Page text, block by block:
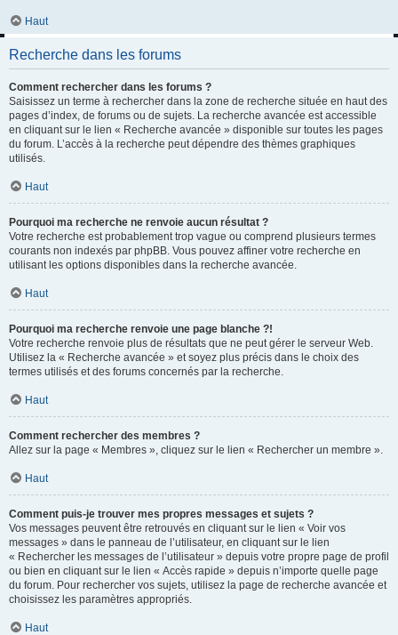
Haut
Recherche dans les forums
Comment rechercher dans les forums ?
Saisissez un terme à rechercher dans la zone de recherche située en haut des
pages d’index, de forums ou de sujets. La recherche avancée est accessible
en cliquant sur le lien « Recherche avancée » disponible sur toutes les pages
du forum. L’accès à la recherche peut dépendre des thèmes graphiques
utilisés.
Haut
Pourquoi ma recherche ne renvoie aucun résultat ?
Votre recherche est probablement trop vague ou comprend plusieurs termes
courants non indexés par phpBB. Vous pouvez affiner votre recherche en
utilisant les options disponibles dans la recherche avancée.
Haut
Pourquoi ma recherche renvoie une page blanche ?!
Votre recherche renvoie plus de résultats que ne peut gérer le serveur Web.
Utilisez la « Recherche avancée » et soyez plus précis dans le choix des
termes utilisés et des forums concernés par la recherche.
Haut
Comment rechercher des membres ?
Allez sur la page « Membres », cliquez sur le lien « Rechercher un membre ».
Haut
Comment puis-je trouver mes propres messages et sujets ?
Vos messages peuvent être retrouvés en cliquant sur le lien « Voir vos
messages » dans le panneau de l’utilisateur, en cliquant sur le lien
« Rechercher les messages de l’utilisateur » depuis votre propre page de profil
ou bien en cliquant sur le lien « Accès rapide » depuis n’importe quelle page
du forum. Pour rechercher vos sujets, utilisez la page de recherche avancée et
choisissez les paramètres appropriés.
Haut